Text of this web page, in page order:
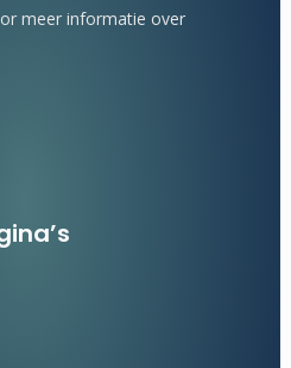
meer informatie over